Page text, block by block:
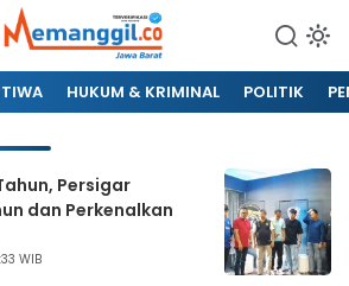
HUKUM & KRIMINAL POLITIK
Persigar
dan Perkenalkan
WIB